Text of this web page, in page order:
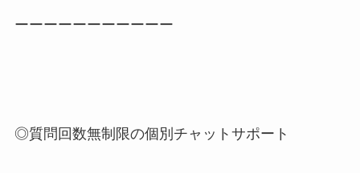
ーーーーーーーーーーー
◎質問回数無制限の個別チャットサポート